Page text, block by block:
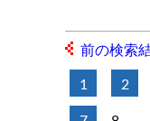
前の検索
1 2